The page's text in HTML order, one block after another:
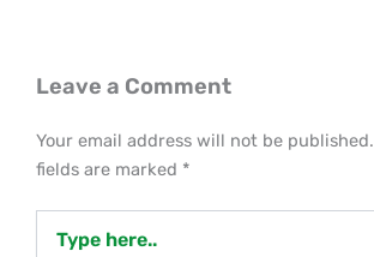
Leave a Comment
Your email address will not be published.
fields are marked *
here..